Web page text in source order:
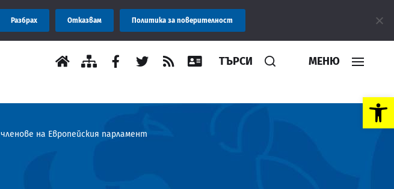
Open toolbar
Съобщение: Областна администрация Пловдив препоръчва
ТЪРСИ МЕНЮ
на Европейския парламент
Разбрах Отказвам Политика за поверителност